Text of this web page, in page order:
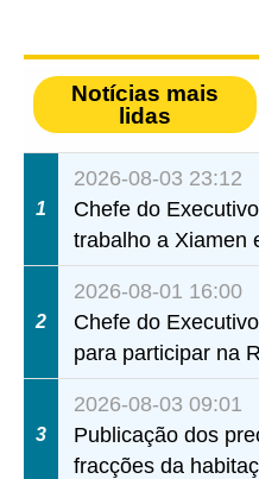
Notícias mais
lidas
1
2026-08-03 23:12
Chefe do
trabalho a Xiamen
província de Fujian
2
2026-08-01 16:00
Chefe do
para participar na
Fujian-Macau
3
2026-08-03 09:01
Publicação dos
fracções da